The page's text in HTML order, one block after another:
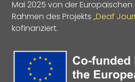
Mai 2025 von der Europäischen
Rahmen des Projekts „Deaf
kofinanziert.